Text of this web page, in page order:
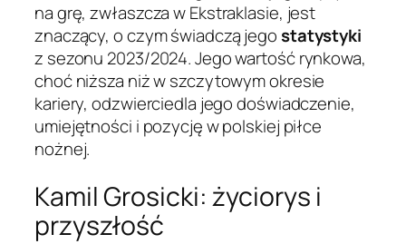
na grę, zwłaszcza w Ekstraklasie, jest
znaczący, o czym świadczą jegostatystyki
z sezonu 2023/2024. Jego wartość rynkowa,
choć niższa niż w szczytowym okresie
kariery, odzwierciedla jego doświadczenie,
umiejętności i pozycję w polskiej piłce
nożnej.
Kamil Grosicki: życiorys i
przyszłość